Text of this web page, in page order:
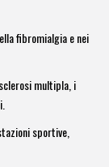
fibromialgia e nei
multipla, i
sportive,